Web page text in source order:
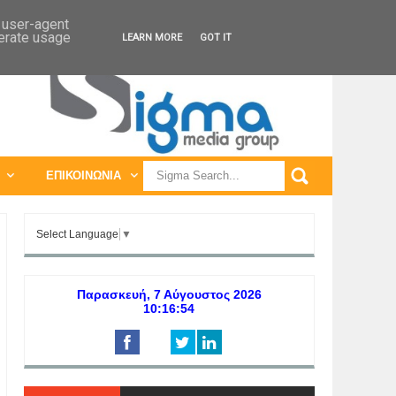
ΠΑΓΚΟΣΜΙΕΣ ΕΚΘΕΣΕΙΣ
ΕΠΙΚΟΙΝΩΝΙΑ
Select Language ▼
agent
usage LEARN MORE GOT IT